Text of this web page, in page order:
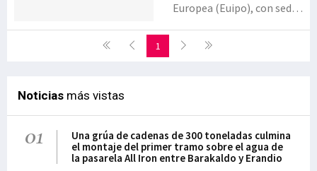
Europea (Euipo), con sede
año su 25 aniversario. En
108.000 peticiones de
protección. Estas van a
posibilitar que este año la
oficina alcance la marca
1
Noticias más vistas
01
Una grúa de cadenas de 300 toneladas culmina
el montaje del primer tramo sobre el agua de
la pasarela All Iron entre Barakaldo y Erandio